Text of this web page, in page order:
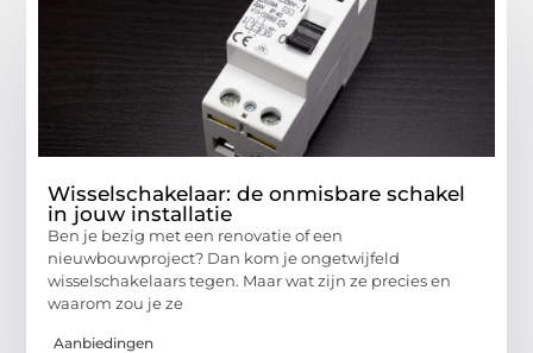
Wisselschakelaar: de onmisbare schakel
in jouw installatie
Ben je bezig met een renovatie of een
nieuwbouwproject? Dan kom je ongetwijfeld
wisselschakelaars tegen. Maar wat zijn ze precies en
waarom zou je ze
Aanbiedingen